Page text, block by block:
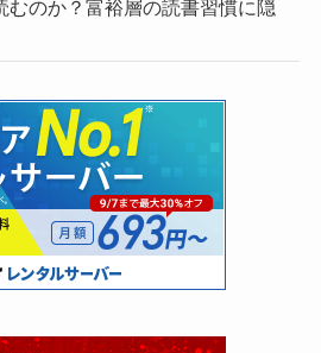
むのか？富裕層の読書習慣に隠